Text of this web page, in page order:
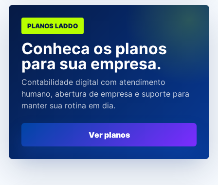
PLANOS LADDO
Conheca os planos
para sua empresa.
Contabilidade digital com atendimento
humano, abertura de empresa e suporte para
manter sua rotina em dia.
Ver planos